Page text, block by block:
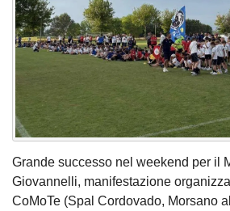
Grande successo nel weekend per il
Giovannelli, manifestazione
CoMoTe (Spal Cordovado, Morsano